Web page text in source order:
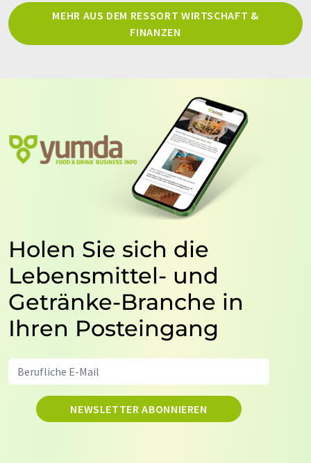
MEHR AUS DEM RESSORT WIRTSCHAFT &
FINANZEN
Holen Sie sich die
Lebensmittel- und
Getränke-Branche in
Ihren Posteingang
NEWSLETTER ABONNIEREN